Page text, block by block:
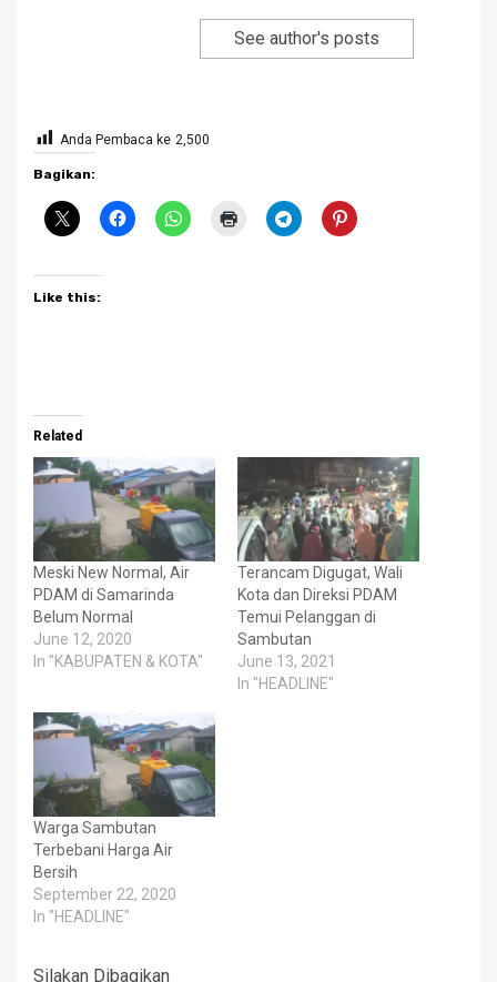
See author's posts
Anda Pembaca ke 2,500
Bagikan:
Like this:
Related
Meski New Normal, Air
PDAM di Samarinda
Belum Normal
June 12, 2020
In "KABUPATEN & KOTA"
Terancam Digugat, Wali
Kota dan Direksi PDAM
Temui Pelanggan di
Sambutan
June 13, 2021
In "HEADLINE"
Warga Sambutan
Terbebani Harga Air
Bersih
September 22, 2020
In "HEADLINE"
Silakan Dibagikan